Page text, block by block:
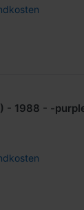
- 1988 - -